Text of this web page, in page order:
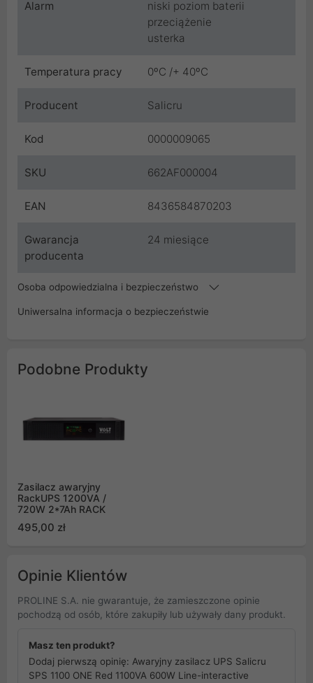
Alarm
niski poziom baterii
przeciążenie
usterka
Temperatura pracy 0ºC /+ 40ºC
Producent Salicru
Kod 0000009065
SKU 662AF000004
EAN 8436584870203
Gwarancja
producenta
24 miesiące
Osoba odpowiedzialna i bezpieczeństwo
Uniwersalna informacja o bezpieczeństwie
Podobne Produkty
Zasilacz awaryjny
RackUPS 1200VA /
720W 2*7Ah RACK
495,00 zł
Opinie Klientów
PROLINE S.A. nie gwarantuje, że zamieszczone opinie
pochodzą od osób, które zakupiły lub używały dany produkt.
Masz ten produkt?
Dodaj pierwszą opinię: Awaryjny zasilacz UPS Salicru
SPS 1100 ONE Red 1100VA 600W Line-interactive